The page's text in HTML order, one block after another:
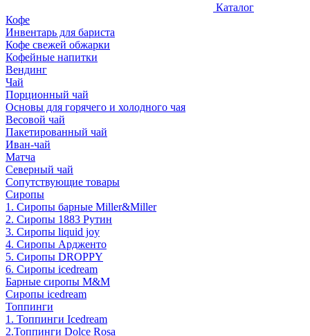
Каталог
Кофе
Инвентарь для бариста
Кофе свежей обжарки
Кофейные напитки
Вендинг
Чай
Порционный чай
Основы для горячего и холодного чая
Весовой чай
Пакетированный чай
Иван-чай
Матча
Северный чай
Сопутствующие товары
Сиропы
1. Сиропы барные Miller&Miller
2. Сиропы 1883 Рутин
3. Cиропы liquid joy
4. Cиропы Ардженто
5. Сиропы DROPPY
6. Сиропы icedream
Барные сиропы M&M
Сиропы icedream
Топпинги
1. Топпинги Icedream
2.Топпинги Dolce Rosa